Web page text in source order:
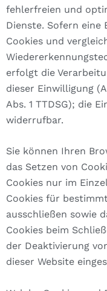
fehlerfreien und
Dienste. Sofern eine
Cookies und
erfolgt die
dieser Einwilligung
Abs. 1 TTDSG); die
widerrufbar.
Sie können Ihren
das Setzen von
Cookies nur im
Cookies für
ausschließen sowie
Cookies beim
der Deaktivierung
dieser Website